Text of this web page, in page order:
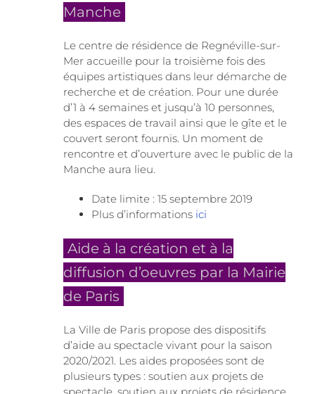
Manche
Le centre de résidence de Regnéville-sur-
Mer accueille pour la troisième fois des
équipes artistiques dans leur démarche de
recherche et de création. Pour une durée
d’1 à 4 semaines et jusqu’à 10 personnes,
des espaces de travail ainsi que le gîte et le
couvert seront fournis. Un moment de
rencontre et d’ouverture avec le public de la
Manche aura lieu.
Date limite : 15 septembre 2019
Plus d’informations ici
Aide à la création et à la
diffusion d’oeuvres par la Mairie
de Paris
La Ville de Paris propose des dispositifs
d’aide au spectacle vivant pour la saison
2020/2021. Les aides proposées sont de
plusieurs types : soutien aux projets de
spectacle, soutien aux projets de résidence